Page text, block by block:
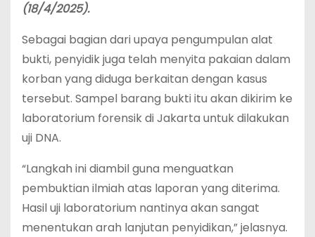
(18/4/2025).
Sebagai bagian dari upaya pengumpulan alat
bukti, penyidik juga telah menyita pakaian dalam
korban yang diduga berkaitan dengan kasus
tersebut. Sampel barang bukti itu akan dikirim ke
laboratorium forensik di Jakarta untuk dilakukan
uji DNA.
“Langkah ini diambil guna menguatkan
pembuktian ilmiah atas laporan yang diterima.
Hasil uji laboratorium nantinya akan sangat
menentukan arah lanjutan penyidikan,” jelasnya.